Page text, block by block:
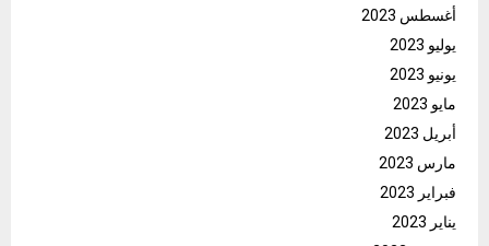
أغسطس 2023
يوليو 2023
يونيو 2023
مايو 2023
أبريل 2023
مارس 2023
فبراير 2023
يناير 2023